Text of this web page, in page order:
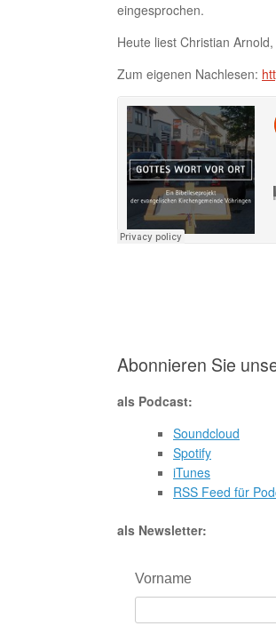
eingesprochen.
Heute liest Christian
Zum eigenen Nachlesen:
Abonnieren Sie
als Podcast:
Soundcloud
Spotify
iTunes
RSS Feed für
als Newsletter:
Vorname